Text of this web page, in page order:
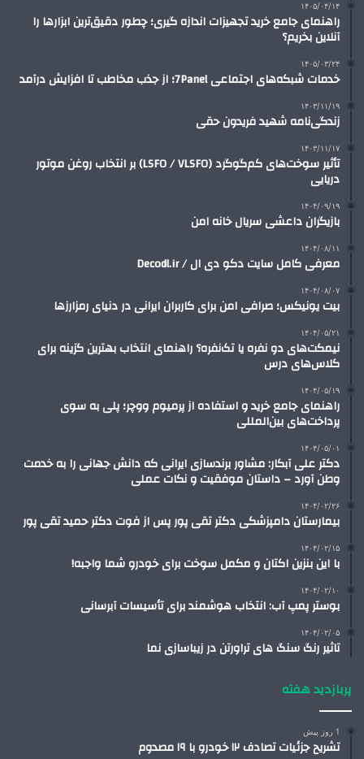
۱۴۰۵/۰۴/۱۴
راهنمای جامع خرید تجهیزات اندازه گیری؛ چطور دقیق‌ترین ابزارها را
آنلاین بخریم؟
۱۴۰۵/۰۳/۲۴
خدمات شبکه‌های اجتماعی 7Panel؛ از جذب مخاطب تا افزایش درآمد
۱۴۰۳/۱۱/۱۹
زندگی‌نامه شهید فریدون حقی
۱۴۰۳/۱۱/۱۷
تأثیر سوخت‌های کم‌گوگرد (LSFO / VLSFO) بر انتخاب روغن موتور
دریایی
۱۴۰۴/۰۹/۱۹
بازیگران داعشی سریال خانه امن
۱۴۰۴/۰۸/۱۱
معرفی کامل سایت دکو دی ال / Decodl.ir
۱۴۰۴/۰۸/۰۷
بیت یونیکس؛ صرافی امن برای کاربران ایرانی در دنیای رمزارزها
۱۴۰۴/۰۵/۲۱
نیمکت‌های دو نفره یا تک‌نفره؟ راهنمای انتخاب بهترین گزینه برای
کلاس‌های درس
۱۴۰۴/۰۵/۱۹
راهنمای جامع خرید و استفاده از پرمیوم ووچر؛ پلی به سوی
پرداخت‌های بین‌المللی
۱۴۰۴/۰۵/۰۱
دکتر علی آبکار: مشاور برندسازی ایرانی که دانش جهانی را به خدمت
وطن آورد – داستان موفقیت و نکات عملی
۱۴۰۴/۰۲/۲۶
بیمارستان دامپزشکی دکتر تقی پور پس از فوت دکتر حمید تقی پور
۱۴۰۴/۰۲/۱۵
با این بنزین اکتان و مکمل سوخت برای خودرو شما واجبه!
۱۴۰۴/۰۲/۱۰
بوستر پمپ آب: انتخاب هوشمند برای تأسیسات آبرسانی
۱۴۰۴/۰۲/۰۵
تاثیر رنگ سنگ های تراورتن در زیباسازی نما
پربازدید هفته
1 روز پیش
تشریح جزئیات تصادف ۱۲ خودرو با ۱۹ مصدوم